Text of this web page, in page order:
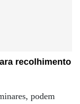
recolhimento
podem